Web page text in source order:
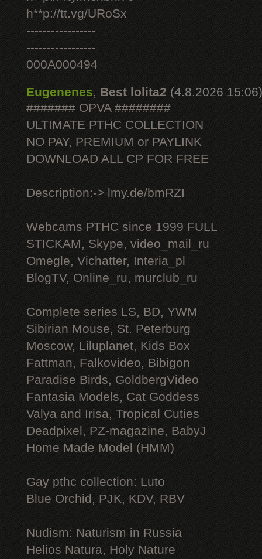
h**p://tt.vg/URoSx
-----------------
-----------------
000A000494
Eugenenes, Best lolita2 (4.8.2026 15:06)
####### OPVA ########
ULTIMATE РТНС COLLECTION
NO PAY, PREMIUM or PAYLINK
DOWNLOAD ALL СР FOR FREE
Description:-> lmy.de/bmRZI
Webcams РТНС since 1999 FULL
STICKAM, Skype, video_mail_ru
Omegle, Vichatter, Interia_pl
BlogTV, Online_ru, murclub_ru
Complete series LS, BD, YWM
Sibirian Mouse, St. Peterburg
Moscow, Liluplanet, Kids Box
Fattman, Falkovideo, Bibigon
Paradise Birds, GoldbergVideo
Fantasia Models, Cat Goddess
Valya and Irisa, Tropical Cuties
Deadpixel, PZ-magazine, BabyJ
Home Made Model (HMM)
Gay рthс collection: Luto
Blue Orchid, PJK, KDV, RBV
Nudism: Naturism in Russia
Helios Natura, Holy Nature